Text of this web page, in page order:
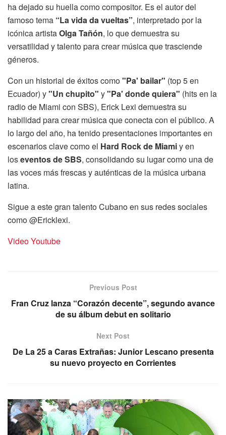
ha dejado su huella como compositor. Es el autor del
famoso tema “La vida da vueltas”, interpretado por la
icónica artistaOlga Tañón, lo que demuestra su
versatilidad y talento para crear música que trasciende
géneros.
Con un historial de éxitos como"Pa' bailar" (top 5 en
Ecuador) y"Un chupito" y"Pa' donde quiera" (hits en la
radio de Miami con SBS), Erick Lexi demuestra su
habilidad para crear música que conecta con el público. A
lo largo del año, ha tenido presentaciones importantes en
escenarios clave como el Hard Rock de Miamiy en
loseventos de SBS, consolidando su lugar como una de
las voces más frescas y auténticas de la música urbana
latina.
Sigue a este gran talento Cubano en sus redes sociales
como @Ericklexi.
Video Youtube
Previous Post
Fran Cruz lanza “Corazón decente”, segundo avance
de su álbum debut en solitario
Next Post
De La 25 a Caras Extrañas: Junior Lescano presenta
su nuevo proyecto en Corrientes